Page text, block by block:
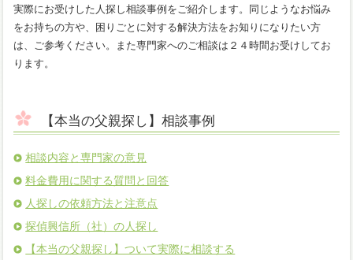
実際にお受けした人探し相談事例をご紹介します。同じようなお悩み
をお持ちの方や、困りごとに対する解決方法をお知りになりたい方
は、ご参考ください。また専門家へのご相談は２４時間お受けしてお
ります。
【本当の父親探し】相談事例
相談内容と専門家の意見
料金費用に関する質問と回答
人探しの依頼方法と注意点
探偵興信所（社）の人探し
【本当の父親探し】ついて実際に相談する